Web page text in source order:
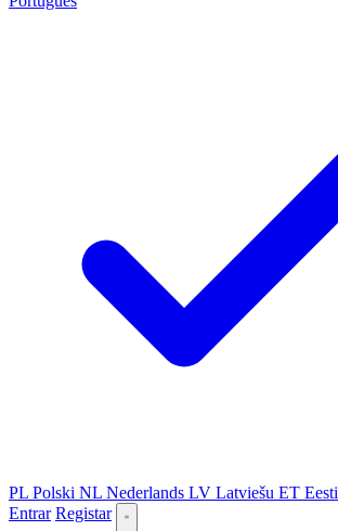
PL Polski NL Nederlands LV Latviešu ET Eesti
Entrar Registar